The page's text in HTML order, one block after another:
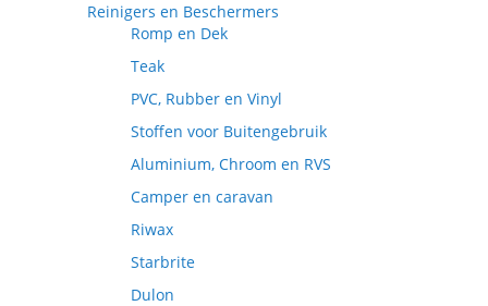
Reinigers en Beschermers
Romp en Dek
Teak
PVC, Rubber en Vinyl
Stoffen voor Buitengebruik
Aluminium, Chroom en RVS
Camper en caravan
Riwax
Starbrite
Dulon